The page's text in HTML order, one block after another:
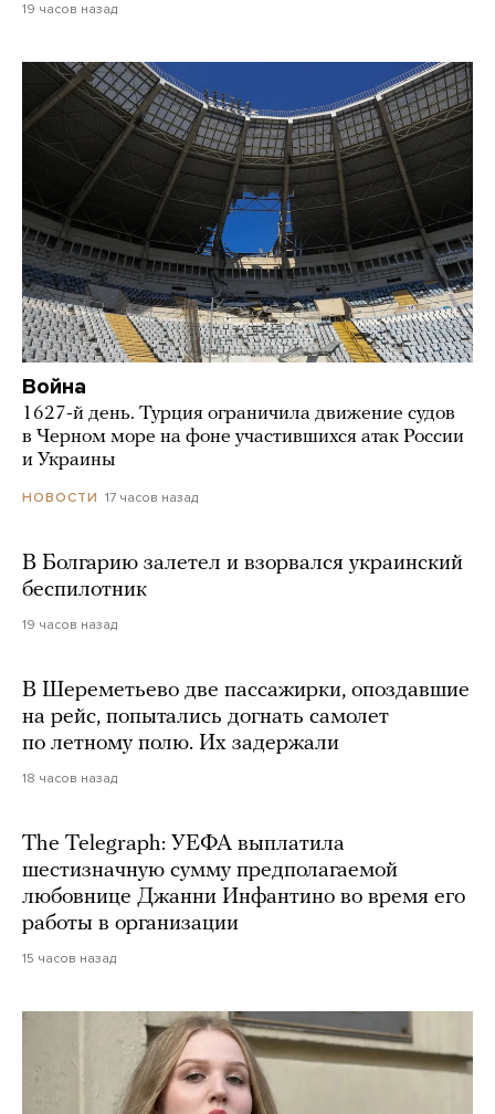
19 часов назад
Война
1627-й день. Турция ограничила движение судов
в Черном море на фоне участившихся атак России
и Украины
НОВОСТИ 17 часов назад
В Болгарию залетел и взорвался украинский
беспилотник
19 часов назад
В Шереметьево две пассажирки, опоздавшие
на рейс, попытались догнать самолет
по летному полю. Их задержали
18 часов назад
The Telegraph: УЕФА выплатила
шестизначную сумму предполагаемой
любовнице Джанни Инфантино во время его
работы в организации
15 часов назад